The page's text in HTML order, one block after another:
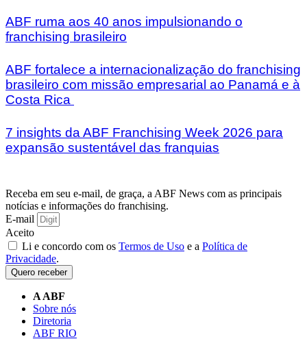
ABF ruma aos 40 anos impulsionando o
franchising brasileiro
ABF fortalece a internacionalização do franchising
brasileiro com missão empresarial ao Panamá e à
Costa Rica
7 insights da ABF Franchising Week 2026 para
expansão sustentável das franquias
Receba em seu e-mail, de graça, a ABF News com as principais
notícias e informações do franchising.
E-mail
Aceito
Li e concordo com os Termos de Uso e a Política de
Privacidade.
Quero receber
A ABF
Sobre nós
Diretoria
ABF RIO